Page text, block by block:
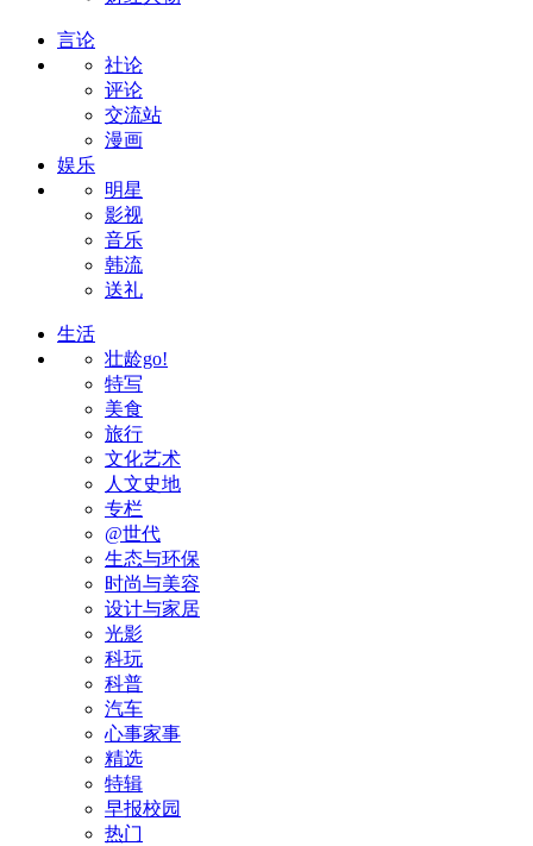
言论
社论
评论
交流站
漫画
娱乐
明星
影视
音乐
韩流
送礼
生活
壮龄go!
特写
美食
旅行
文化艺术
人文史地
专栏
@世代
生态与环保
时尚与美容
设计与家居
光影
科玩
科普
汽车
心事家事
精选
特辑
早报校园
热门